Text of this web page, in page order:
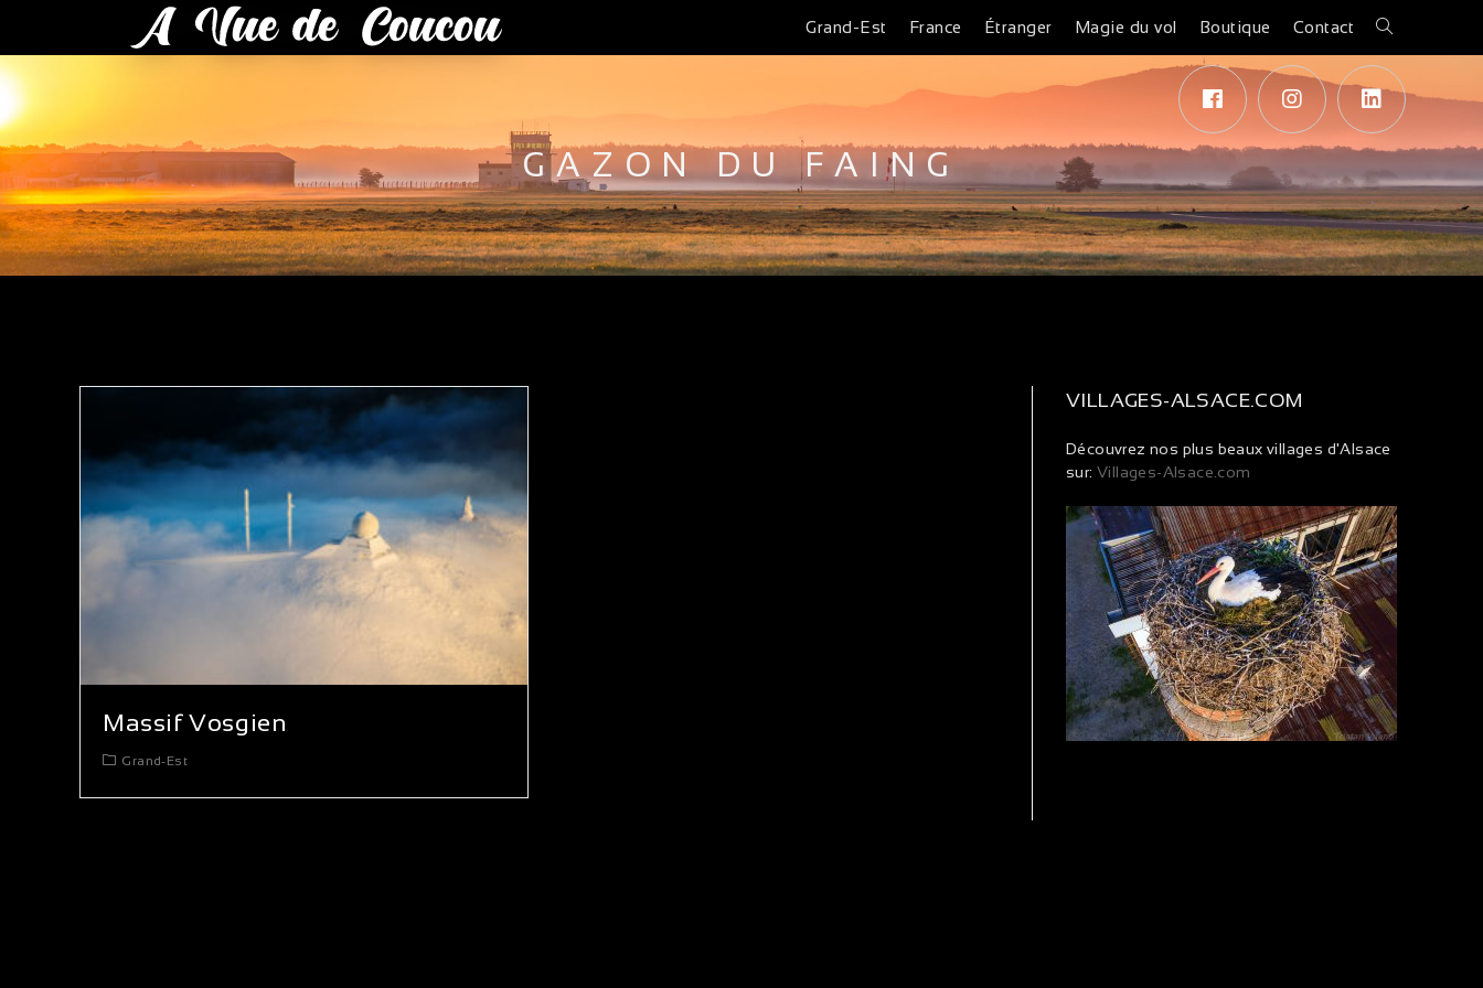
Grand-Est France Étranger Magie du vol Boutique Contact
GAZON DU FAING
Massif Vosgien
Grand-Est
VILLAGES-ALSACE.COM
Découvrez nos plus beaux villages d'Alsace
sur: Villages-Alsace.com